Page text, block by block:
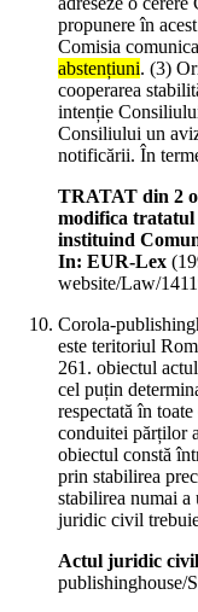
propunere în
Comisia
abstențiuni. (3)
cooperarea
intenție
Consiliului un
notificării. În
TRATAT din 2
modifica
instituind
In: EUR-Lex (
website/Law/
Corola-
este teritoriul
261. obiectul
cel puțin
respectată în
conduitei părților
obiectul constă
prin stabilirea
stabilirea numai
juridic civil
Actul juridic civil
publishinghouse/